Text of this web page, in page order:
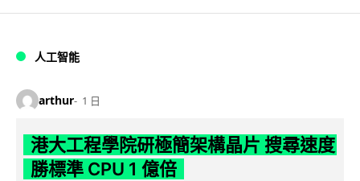
人工智能
arthur 1 日
港大工程學院研極簡架構晶片 搜尋速度
勝標準 CPU 1 億倍